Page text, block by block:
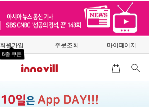
회원가입
6종 쿠폰
주문조회 마이페이지